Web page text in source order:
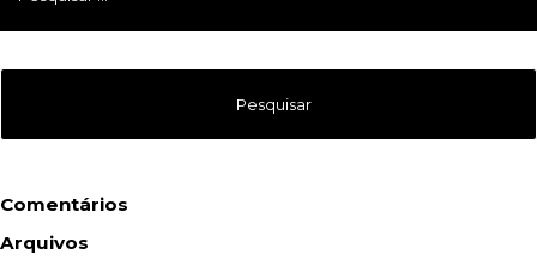
Comentários
Arquivos